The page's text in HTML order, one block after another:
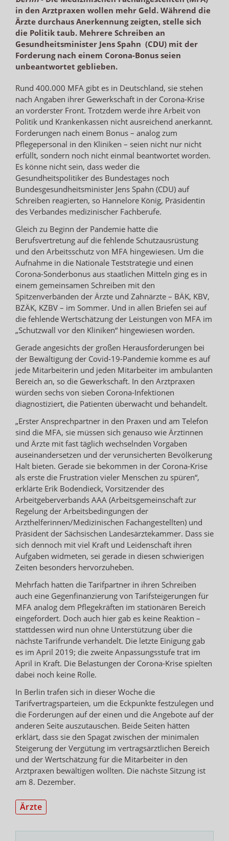
in den Arztpraxen wollen mehr Geld. Während die
Ärzte durchaus Anerkennung zeigten, stelle sich
die Politik taub. Mehrere Schreiben an
Gesundheitsminister Jens Spahn (CDU) mit der
Forderung nach einem Corona-Bonus seien
unbeantwortet geblieben.
Rund 400.000 MFA gibt es in Deutschland, sie stehen
nach Angaben ihrer Gewerkschaft in der Corona-Krise
an vorderster Front. Trotzdem werde ihre Arbeit von
Politik und Krankenkassen nicht ausreichend anerkannt.
Forderungen nach einem Bonus – analog zum
Pflegepersonal in den Kliniken – seien nicht nur nicht
erfüllt, sondern noch nicht einmal beantwortet worden.
Es könne nicht sein, dass weder die
Gesundheitspolitiker des Bundestages noch
Bundesgesundheitsminister Jens Spahn (CDU) auf
Schreiben reagierten, so Hannelore König, Präsidentin
des Verbandes medizinischer Fachberufe.
Gleich zu Beginn der Pandemie hatte die
Berufsvertretung auf die fehlende Schutzausrüstung
und den Arbeitsschutz von MFA hingewiesen. Um die
Aufnahme in die Nationale Teststrategie und einen
Corona-Sonderbonus aus staatlichen Mitteln ging es in
einem gemeinsamen Schreiben mit den
Spitzenverbänden der Ärzte und Zahnärzte – BÄK, KBV,
BZÄK, KZBV – im Sommer. Und in allen Briefen sei auf
die fehlende Wertschätzung der Leistungen von MFA im
„Schutzwall vor den Kliniken“ hingewiesen worden.
Gerade angesichts der großen Herausforderungen bei
der Bewältigung der Covid-19-Pandemie komme es auf
jede Mitarbeiterin und jeden Mitarbeiter im ambulanten
Bereich an, so die Gewerkschaft. In den Arztpraxen
würden sechs von sieben Corona-Infektionen
diagnostiziert, die Patienten überwacht und behandelt.
„Erster Ansprechpartner in den Praxen und am Telefon
sind die MFA, sie müssen sich genauso wie Ärztinnen
und Ärzte mit fast täglich wechselnden Vorgaben
auseinandersetzen und der verunsicherten Bevölkerung
Halt bieten. Gerade sie bekommen in der Corona-Krise
als erste die Frustration vieler Menschen zu spüren“,
erklärte Erik Bodendieck, Vorsitzender des
Arbeitgeberverbands AAA (Arbeitsgemeinschaft zur
Regelung der Arbeitsbedingungen der
Arzthelferinnen/Medizinischen Fachangestellten) und
Präsident der Sächsischen Landesärztekammer. Dass sie
sich dennoch mit viel Kraft und Leidenschaft ihren
Aufgaben widmeten, sei gerade in diesen schwierigen
Zeiten besonders hervorzuheben.
Mehrfach hatten die Tarifpartner in ihren Schreiben
auch eine Gegenfinanzierung von Tarifsteigerungen für
MFA analog dem Pflegekräften im stationären Bereich
eingefordert. Doch auch hier gab es keine Reaktion –
stattdessen wird nun ohne Unterstützung über die
nächste Tarifrunde verhandelt. Die letzte Einigung gab
es im April 2019; die zweite Anpassungsstufe trat im
April in Kraft. Die Belastungen der Corona-Krise spielten
dabei noch keine Rolle.
In Berlin trafen sich in dieser Woche die
Tarifvertragsparteien, um die Eckpunkte festzulegen und
die Forderungen auf der einen und die Angebote auf der
anderen Seite auszutauschen. Beide Seiten hätten
erklärt, dass sie den Spagat zwischen der minimalen
Steigerung der Vergütung im vertragsärztlichen Bereich
und der Wertschätzung für die Mitarbeiter in den
Arztpraxen bewältigen wollten. Die nächste Sitzung ist
am 8. Dezember.
Ärzte